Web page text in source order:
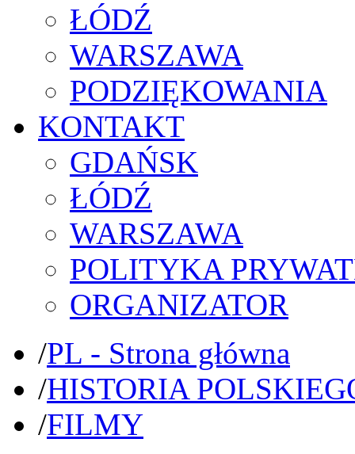
ŁÓDŹ
WARSZAWA
PODZIĘKOWANIA
KONTAKT
GDAŃSK
ŁÓDŹ
WARSZAWA
POLITYKA
ORGANIZATOR
/PL - Strona główna
/HISTORIA
/FILMY